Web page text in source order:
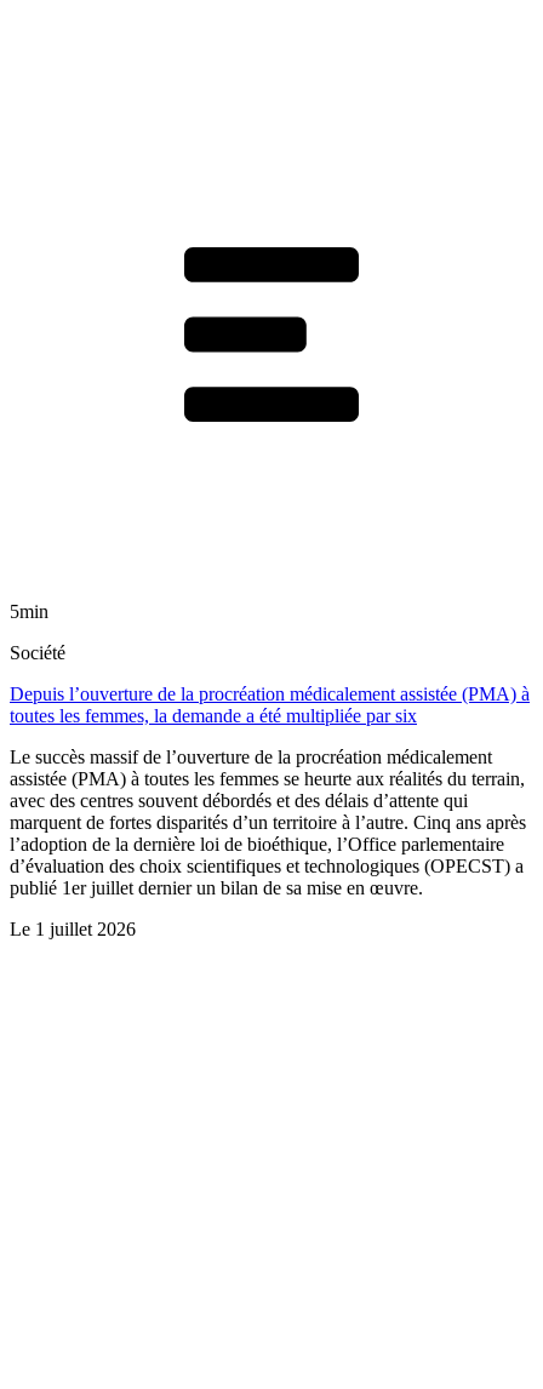
5min
Société
Depuis l’ouverture de la procréation médicalement assistée (PMA) à
toutes les femmes, la demande a été multipliée par six
Le succès massif de l’ouverture de la procréation médicalement
assistée (PMA) à toutes les femmes se heurte aux réalités du terrain,
avec des centres souvent débordés et des délais d’attente qui
marquent de fortes disparités d’un territoire à l’autre. Cinq ans après
l’adoption de la dernière loi de bioéthique, l’Office parlementaire
d’évaluation des choix scientifiques et technologiques (OPECST) a
publié 1er juillet dernier un bilan de sa mise en œuvre.
Le 1 juillet 2026